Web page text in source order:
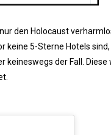
den Holocaust
keine 5-Sterne Hotels
keineswegs der Fall.